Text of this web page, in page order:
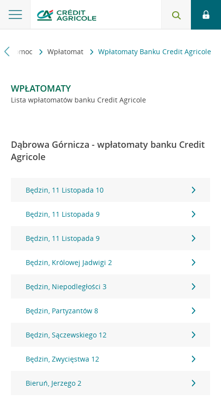
i pomoc Wpłatomat Wpłatomaty Banku Credit Agricole
WPŁATOMATY
Lista wpłatomatów banku Credit Agricole
Dąbrowa Górnicza - wpłatomaty banku Credit
Agricole
Będzin, 11 Listopada 10
Będzin, 11 Listopada 9
Będzin, 11 Listopada 9
Będzin, Królowej Jadwigi 2
Będzin, Niepodległości 3
Będzin, Partyzantów 8
Będzin, Sączewskiego 12
Będzin, Zwycięstwa 12
Bieruń, Jerzego 2